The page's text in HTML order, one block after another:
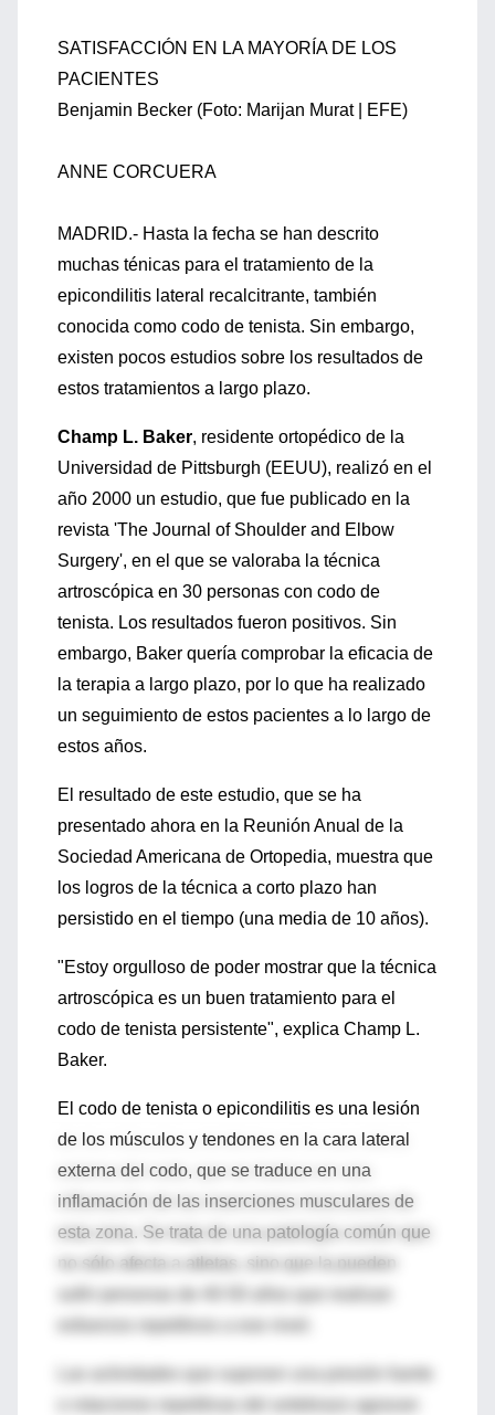
SATISFACCIÓN EN LA MAYORÍA DE LOS
PACIENTES
Benjamin Becker (Foto: Marijan Murat | EFE)
ANNE CORCUERA
MADRID.- Hasta la fecha se han descrito
muchas ténicas para el tratamiento de la
epicondilitis lateral recalcitrante, también
conocida como codo de tenista. Sin embargo,
existen pocos estudios sobre los resultados de
estos tratamientos a largo plazo.
Champ L. Baker, residente ortopédico de la
Universidad de Pittsburgh (EEUU), realizó en el
año 2000 un estudio, que fue publicado en la
revista 'The Journal of Shoulder and Elbow
Surgery', en el que se valoraba la técnica
artroscópica en 30 personas con codo de
tenista. Los resultados fueron positivos. Sin
embargo, Baker quería comprobar la eficacia de
la terapia a largo plazo, por lo que ha realizado
un seguimiento de estos pacientes a lo largo de
estos años.
El resultado de este estudio, que se ha
presentado ahora en la Reunión Anual de la
Sociedad Americana de Ortopedia, muestra que
los logros de la técnica a corto plazo han
persistido en el tiempo (una media de 10 años).
"Estoy orgulloso de poder mostrar que la técnica
artroscópica es un buen tratamiento para el
codo de tenista persistente", explica Champ L.
Baker.
El codo de tenista o epicondilitis es una lesión
de los músculos y tendones en la cara lateral
externa del codo, que se traduce en una
inflamación de las inserciones musculares de
esta zona. Se trata de una patología común que
no sólo afecta a atletas, sino que la pueden
Las actividades que suponen una presión fuerte
o rotaciones repetitivas del antebrazo agravan